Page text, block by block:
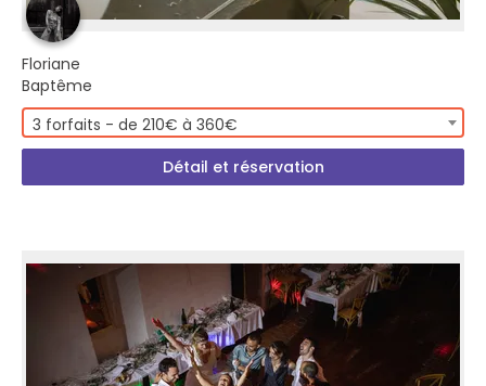
Floriane
Baptême
3 forfaits - de 210€ à 360€
Détail et réservation